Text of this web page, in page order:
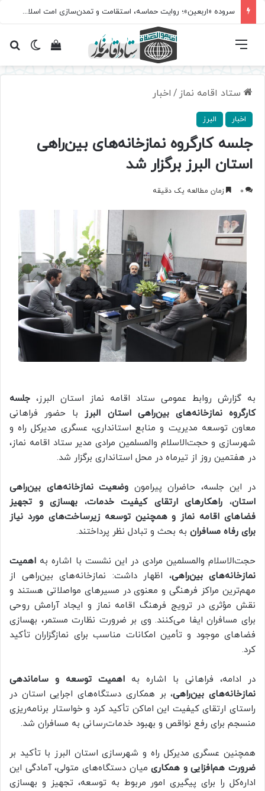
سروده‌ «اربعین»؛ روایت حماسه، استقامت و تمدن‌سازی امت اسلامی
تغییرمشاهده فهرست
ستاد اقامه نماز / اخبار
اخبار البرز
جلسه کارگروه نمازخانه‌های بین‌راهی
استان البرز برگزار شد
0 زمان مطالعه یک دقیقه
به گزارش روابط عمومی ستاد اقامه نماز استان البرز، جلسه
کارگروه نمازخانه‌های بین‌راهی استان البرز
با حضور فراهانی
معاون توسعه مدیریت و منابع استانداری، عسگری مدیرکل راه و
شهرسازی و حجت‌الاسلام والمسلمین مرادی مدیر ستاد اقامه نماز،
در هفتمین روز از تیرماه در محل استانداری برگزار شد.
در این جلسه، حاضران پیرامون وضعیت نمازخانه‌های بین‌راهی
استان، راهکارهای ارتقای کیفیت خدمات، بهسازی و تجهیز
فضاهای اقامه نماز و همچنین توسعه زیرساخت‌های مورد نیاز
برای رفاه مسافران به بحث و تبادل نظر پرداختند.
حجت‌الاسلام والمسلمین مرادی در این نشست با اشاره به اهمیت
نمازخانه‌های بین‌راهی، اظهار داشت: نمازخانه‌های بین‌راهی از
مهم‌ترین مراکز فرهنگی و معنوی در مسیرهای مواصلاتی هستند و
نقش مؤثری در ترویج فرهنگ اقامه نماز و ایجاد آرامش روحی
برای مسافران ایفا می‌کنند. وی بر ضرورت نظارت مستمر، بهسازی
فضاهای موجود و تأمین امکانات مناسب برای نمازگزاران تأکید
کرد.
در ادامه، فراهانی با اشاره به اهمیت توسعه و ساماندهی
نمازخانه‌های بین‌راهی، بر همکاری دستگاه‌های اجرایی استان در
راستای ارتقای کیفیت این اماکن تأکید کرد و خواستار برنامه‌ریزی
منسجم برای رفع نواقص و بهبود خدمات‌رسانی به مسافران شد.
همچنین عسگری مدیرکل راه و شهرسازی استان البرز با تأکید بر
ضرورت هم‌افزایی و همکاریمیان دستگاه‌های متولی، آمادگی این
اداره‌کل را برای پیگیری امور مربوط به توسعه، تجهیز و بهسازی